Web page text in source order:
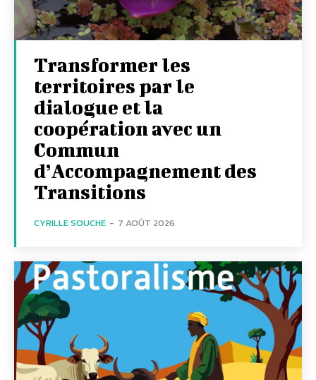
Transformer les
territoires par le
dialogue et la
coopération avec un
Commun
d’Accompagnement des
Transitions
CYRILLE SOUCHE - 7 AOÛT 2026